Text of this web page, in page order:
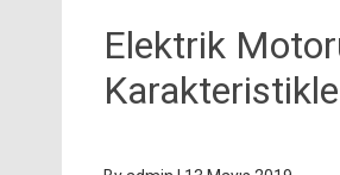
Elektrik